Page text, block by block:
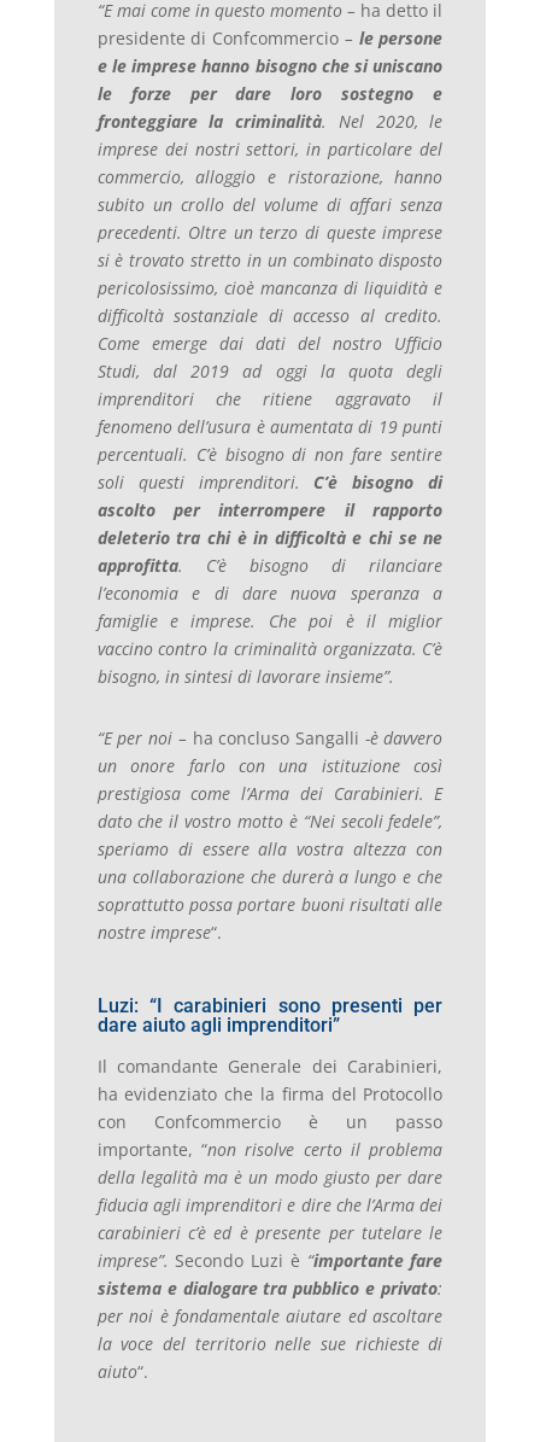
“E mai come in questo momento – ha detto il
presidente di Confcommercio – le persone
e le imprese hanno bisogno che si uniscano
le forze per dare loro sostegno e
fronteggiare la criminalità. Nel 2020, le
imprese dei nostri settori, in particolare del
commercio, alloggio e ristorazione, hanno
subito un crollo del volume di affari senza
precedenti. Oltre un terzo di queste imprese
si è trovato stretto in un combinato disposto
pericolosissimo, cioè mancanza di liquidità e
difficoltà sostanziale di accesso al credito.
Come emerge dai dati del nostro Ufficio
Studi, dal 2019 ad oggi la quota degli
imprenditori che ritiene aggravato il
fenomeno dell’usura è aumentata di 19 punti
percentuali. C’è bisogno di non fare sentire
soli questi imprenditori. C’è bisogno di
ascolto per interrompere il rapporto
deleterio tra chi è in difficoltà e chi se ne
approfitta. C’è bisogno di rilanciare
l’economia e di dare nuova speranza a
famiglie e imprese. Che poi è il miglior
vaccino contro la criminalità organizzata. C’è
bisogno, in sintesi di lavorare insieme”.
“E per noi – ha concluso Sangalli -è davvero
un onore farlo con una istituzione così
prestigiosa come l’Arma dei Carabinieri. E
dato che il vostro motto è “Nei secoli fedele”,
speriamo di essere alla vostra altezza con
una collaborazione che durerà a lungo e che
soprattutto possa portare buoni risultati alle
nostre imprese“.
Luzi: “I carabinieri sono presenti per
dare aiuto agli imprenditori”
Il comandante Generale dei Carabinieri,
ha evidenziato che la firma del Protocollo
con Confcommercio è un passo
importante, “non risolve certo il problema
della legalità ma è un modo giusto per dare
fiducia agli imprenditori e dire che l’Arma dei
carabinieri c’è ed è presente per tutelare le
imprese”. Secondo Luzi è “importante fare
sistema e dialogare tra pubblico e privato:
per noi è fondamentale aiutare ed ascoltare
la voce del territorio nelle sue richieste di
aiuto“.